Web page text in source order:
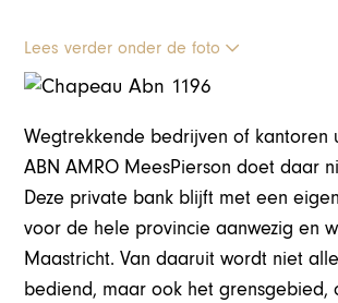
Lees verder onder de foto
Wegtrekkende bedrijven of kantoren
ABN AMRO MeesPierson doet daar
Deze private bank blijft met een
voor de hele provincie aanwezig en
Maastricht. Van daaruit wordt niet
bediend, maar ook het grensgebied,